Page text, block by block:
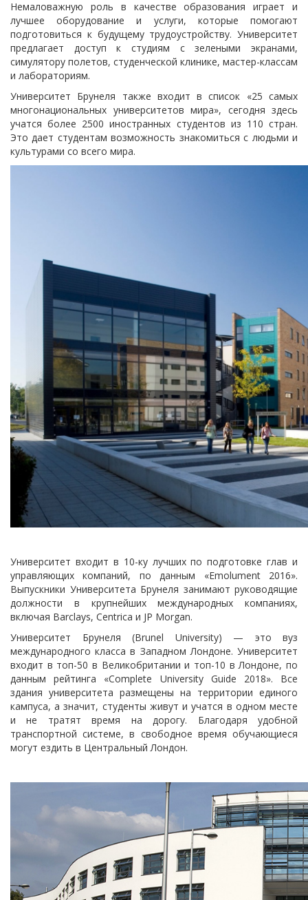
Немаловажную роль в качестве образования играет и
лучшее оборудование и услуги, которые помогают
подготовиться к будущему трудоустройству. Университет
предлагает доступ к студиям с зелеными экранами,
симулятору полетов, студенческой клинике, мастер-классам
и лабораториям.
Университет Брунеля также входит в список «25 самых
многонациональных университетов мира», сегодня здесь
учатся более 2500 иностранных студентов из 110 стран.
Это дает студентам возможность знакомиться с людьми и
культурами со всего мира.
Университет входит в 10-ку лучших по подготовке глав и
управляющих компаний, по данным «Emolument 2016».
Выпускники Университета Брунеля занимают руководящие
должности в крупнейших международных компаниях,
включая Barclays, Centrica и JP Morgan.
Университет Брунеля (Brunel University) — это вуз
международного класса в Западном Лондоне. Университет
входит в топ-50 в Великобритании и топ-10 в Лондоне, по
данным рейтинга «Complete University Guide 2018». Все
здания университета размещены на территории единого
кампуса, а значит, студенты живут и учатся в одном месте
и не тратят время на дорогу. Благодаря удобной
транспортной системе, в свободное время обучающиеся
могут ездить в Центральный Лондон.